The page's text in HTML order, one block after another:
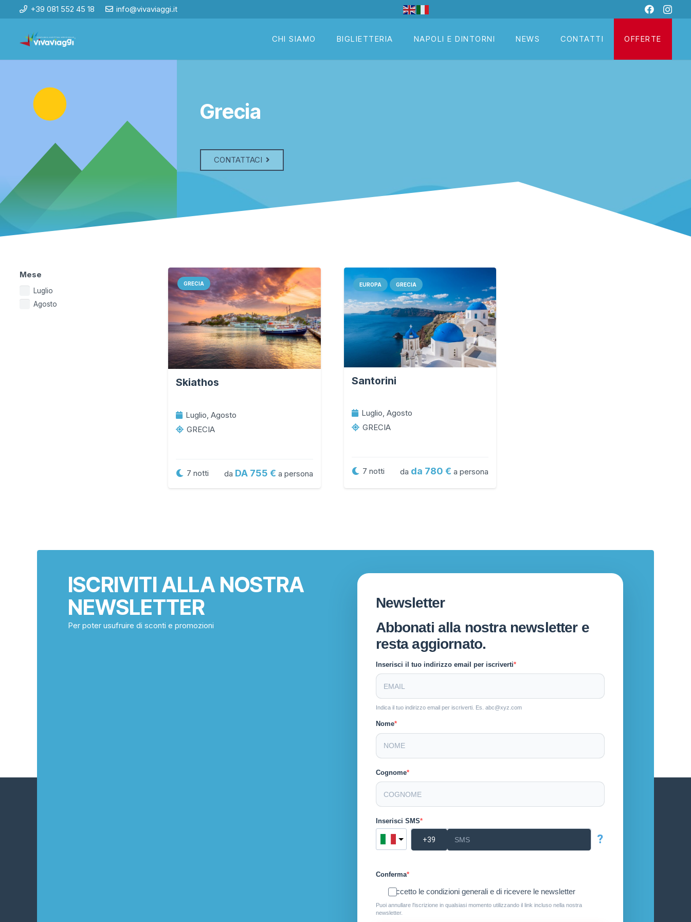
+39 081 552 45 18 info@vivaviaggi.it
CHI SIAMO BIGLIETTERIA NAPOLI E DINTORNI NEWS CONTATTI OFFERTE
Grecia
CONTATTACI
Mese
Luglio
Agosto
GRECIA
Skiathos
Luglio, Agosto
GRECIA
7 notti da DA 755 a persona
EUROPA GRECIA
Santorini
Luglio, Agosto
GRECIA
7 notti da da 780 a persona
ISCRIVITI ALLA NOSTRA
NEWSLETTER
Per poter usufruire di sconti e promozioni
Newsletter
Abbonati alla nostra newsletter e
resta aggiornato.
Inserisci il tuo indirizzo email per iscriverti
Indica il tuo indirizzo email per iscriverti. Es. abc@xyz.com
Nome
Cognome
Inserisci SMS
?
Conferma
Accetto le condizioni generali e di ricevere le newsletter
Puoi annullare l'iscrizione in qualsiasi momento utilizzando il link incluso nella nostra
newsletter.